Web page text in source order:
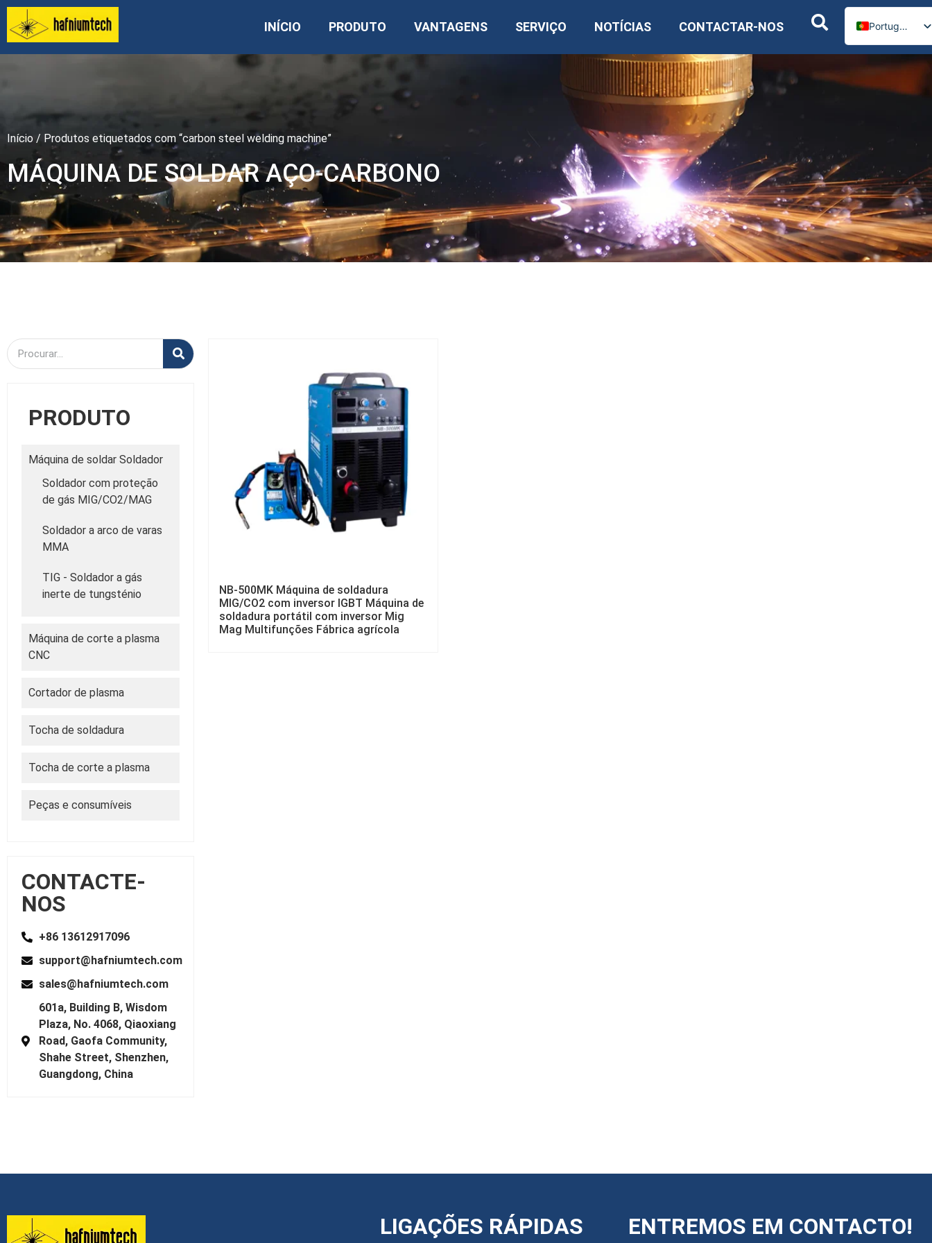
INÍCIO PRODUTO VANTAGENS SERVIÇO NOTÍCIAS CONTACTAR-NOS
Portuguese
English
Russian
Spanish
French
Italian
Ukrainian
Início / Produtos etiquetados com “carbon steel welding machine”
MÁQUINA DE SOLDAR AÇO-CARBONO
PRODUTO
Máquina de soldar Soldador
Soldador com proteção
de gás MIG/CO2/MAG
Soldador a arco de varas
MMA
TIG - Soldador a gás
inerte de tungsténio
Máquina de corte a plasma
CNC
Cortador de plasma
Tocha de soldadura
Tocha de corte a plasma
Peças e consumíveis
CONTACTE-
NOS
+86 13612917096
support@hafniumtech.com
sales@hafniumtech.com
601a, Building B, Wisdom
Plaza, No. 4068, Qiaoxiang
Road, Gaofa Community,
Shahe Street, Shenzhen,
Guangdong, China
NB-500MK Máquina de soldadura
MIG/CO2 com inversor IGBT Máquina de
soldadura portátil com inversor Mig
Mag Multifunções Fábrica agrícola
LIGAÇÕES RÁPIDAS ENTREMOS EM CONTACTO!